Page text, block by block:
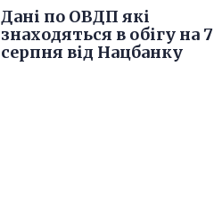
Дані по ОВДП які
знаходяться в обігу на 7
серпня від Нацбанку